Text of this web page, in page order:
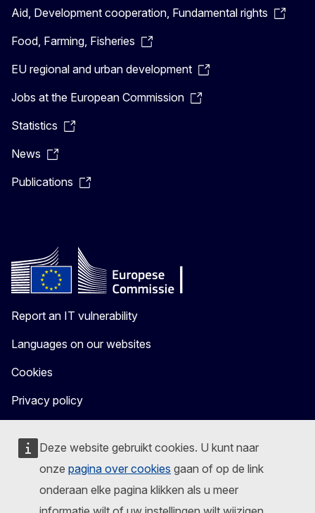
Deze website gebruikt cookies. U kunt naar
onze pagina over cookies gaan of op de link
onderaan elke pagina klikken als u meer
Aid, Development cooperation, Fundamental rights
Food, Farming, Fisheries
EU regional and urban development
Jobs at the European Commission
Statistics
News
Publications
Report an IT vulnerability
Languages on our websites
Cookies
Privacy policy